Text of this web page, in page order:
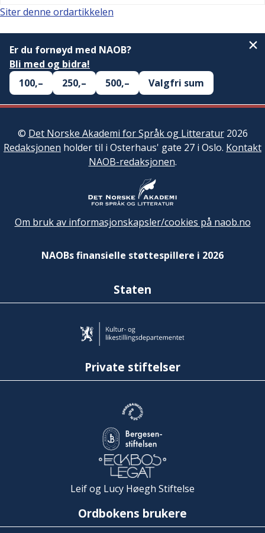
Siter denne ordartikkelen
Er du fornøyd med NAOB?
Bli med og bidra!
100,–
250,– 500,– Valgfri sum
© Det Norske Akademi for Språk og Litteratur2026
Redaksjonen holder til i Osterhaus' gate 27 i Oslo. Kontakt
NAOB-redaksjonen.
Om bruk av informasjonskapsler/cookies på naob.no
NAOBs finansielle støttespillere i 2026
Staten
Private stiftelser
Leif og Lucy Høegh Stiftelse
Ordbokens brukere